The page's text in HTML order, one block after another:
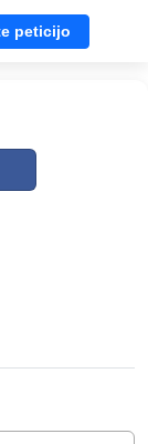
peticijo